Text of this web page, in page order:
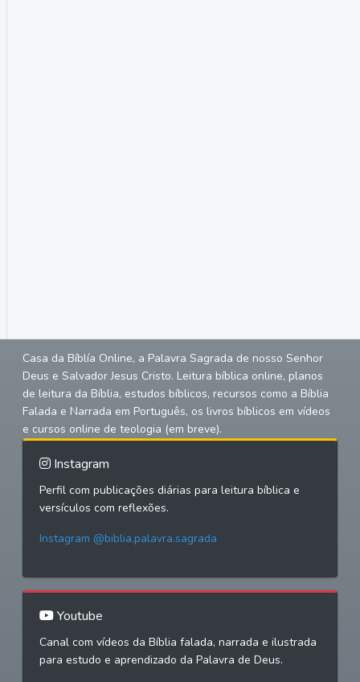
Casa da Bíblía Online, a Palavra Sagrada de nosso Senhor
Deus e Salvador Jesus Cristo. Leitura bíblica online, planos
de leitura da Bíblia, estudos bíblicos, recursos como a Bíblia
Falada e Narrada em Português, os livros bíblicos em vídeos
e cursos online de teologia (em breve).
Instagram
Perfil com publicações diárias para leitura bíblica e
versículos com reflexões.
Instagram @biblia.palavra.sagrada
Youtube
Canal com vídeos da Bíblia falada, narrada e ilustrada
para estudo e aprendizado da Palavra de Deus.